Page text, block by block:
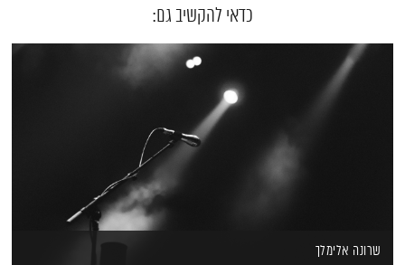
כדאי להקשיב גם:
שרונה אלימלך